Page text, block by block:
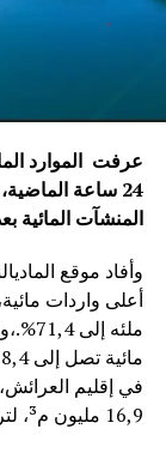
عرفت الموارد
24 ساعة
المنشآت المائية
وأفاد موقع
ملئه
في إقليم
16,9 مليون م³، لترتفع نسبة ملئه إلى 37,5%.”